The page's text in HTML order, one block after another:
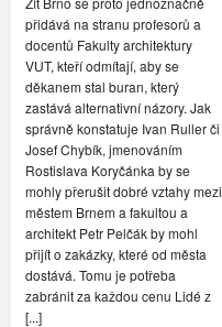
přidává na stranu profesorů a
docentů Fakulty architektury
VUT, kteří odmítají, aby se
děkanem stal buran, který
zastává alternativní názory. Jak
správně konstatuje Ivan Ruller či
Josef Chybík, jmenováním
Rostislava Koryčánka by se
mohly přerušit dobré vztahy mezi
městem Brnem a fakultou a
architekt Petr Pelčák by mohl
přijít o zakázky, které od města
dostává. Tomu je potřeba
zabránit za každou cenu Lidé z
[...]